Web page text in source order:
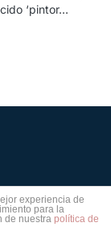
‘pintor…
de cookies
experiencia de
para la
de nuestra política de